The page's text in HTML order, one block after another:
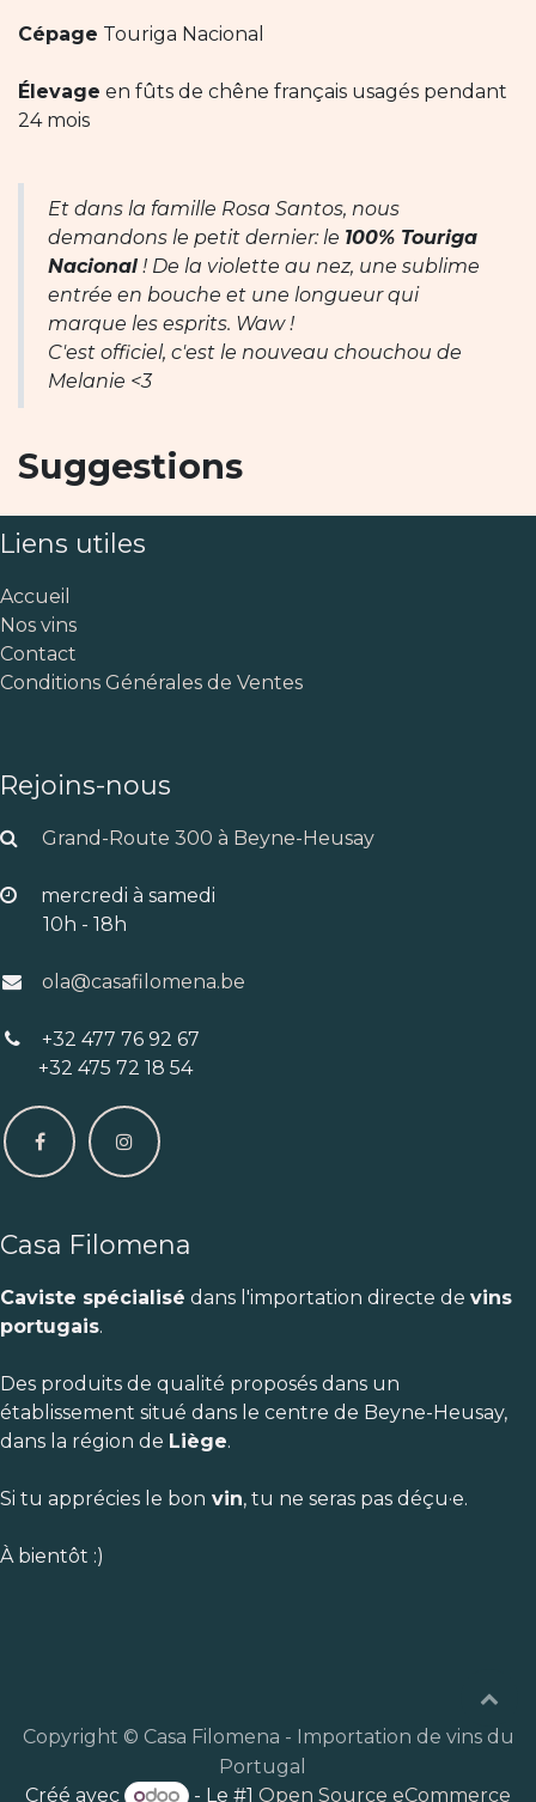
Cépage Touriga Nacional
Élevage en fûts de chêne français usagés pendant
24 mois
Et dans la famille Rosa Santos, nous
demandons le petit dernier: le 100% Touriga
Nacional ! De la violette au nez, une sublime
entrée en bouche et une longueur qui
marque les esprits. Waw !
C'est officiel, c'est le nouveau chouchou de
Melanie <3
Suggestions
Liens utiles
Accueil
Nos vins
Contact
Conditions Générales de Ventes
Rejoins-nous
Grand-Route 300 à Beyne-Heusay
mercredi à samedi
10h - 18h
ola@casafilomena.be
+32 477 76 92 67
+32 475 72 18 54
Casa Filomena
Caviste spécialisé dans l'importation directe de vins
portugais.
Des produits de qualité proposés dans un
établissement situé dans le centre de Beyne-Heusay,
dans la région de Liège.
Si tu apprécies le bon vin, tu ne seras pas déçu·e.
À bientôt :)
Copyright © Casa Filomena - Importation de vins du
Portugal
Créé avec
- Le #1Open Source eCommerce